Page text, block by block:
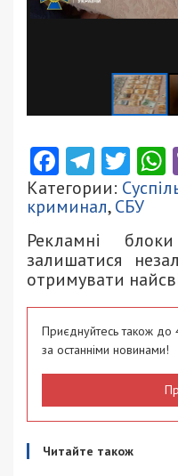
Facebook
Категории:
криминал,СБУ
Рекламні
залишатися
отримувати
Приєднуйтесь також до
за останніми новинами!
Читайте також